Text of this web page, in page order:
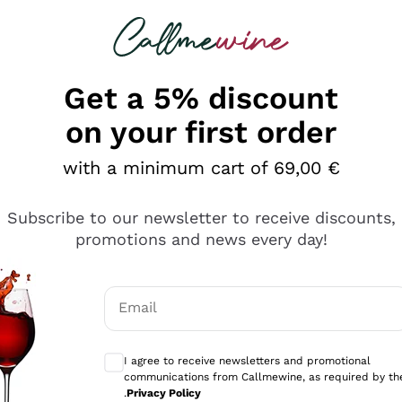
looking for
è male ma secondo me ci sono alternative che
Get a 5% discount
on your first order
with a minimum cart of 69,00 €
Subscribe to our newsletter to receive discounts,
promotions and news every day!
Email
I agree to receive newsletters and promotional
communications from Callmewine, as required by
.Privacy Policy